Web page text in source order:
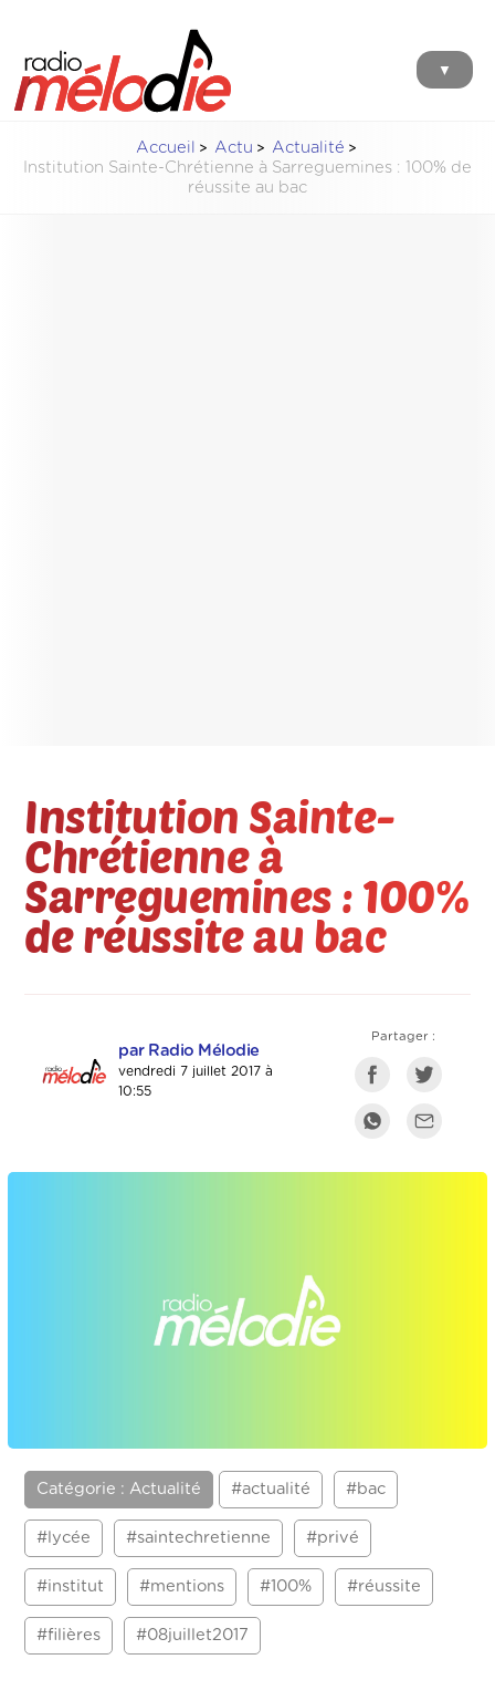
▼
Accueil Actu
Actualité
Institution Sainte-Chrétienne à Sarreguemines : 100% de
réussite au bac
Institution Sainte-
Chrétienne à
Sarreguemines : 100%
de réussite au bac
par Radio Mélodie
vendredi 7 juillet 2017 à
10:55
Partager :
Catégorie : Actualité #actualité #bac
#lycée #saintechretienne #privé
#institut #mentions #100% #réussite
#filières #08juillet2017